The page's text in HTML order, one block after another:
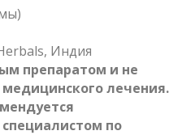
Индия
препаратом и не
лечения.
специалистом по